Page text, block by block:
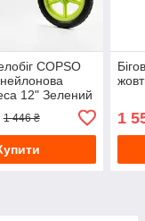
COPSO
12" Зелений
1 446 ₴ 1